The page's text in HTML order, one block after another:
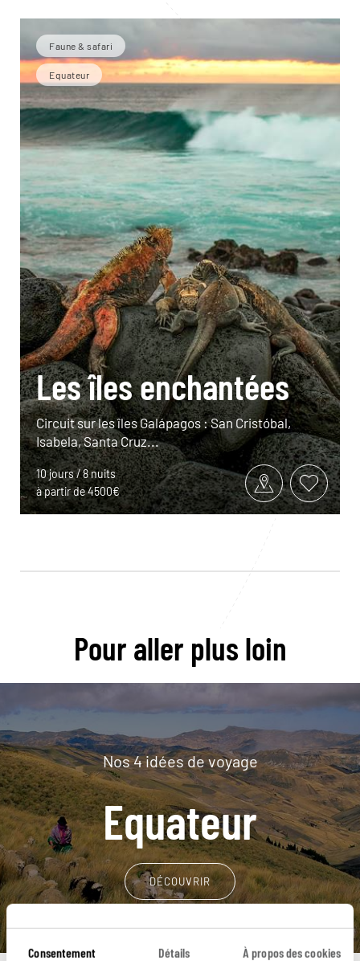
Consentement Détails À propos des cookies
Faune & safari
Equateur
Les îles enchantées
Circuit sur les îles Galápagos : San Cristóbal,
Isabela, Santa Cruz...
10 jours / 8 nuits
à partir de 4500€
Pour aller plus loin
Nos 4 idées de voyage
Equateur
DÉCOUVRIR